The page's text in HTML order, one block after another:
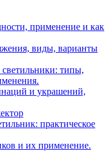
применение и как
виды, варианты
типы,
и украшений,
практическое
и их применение.